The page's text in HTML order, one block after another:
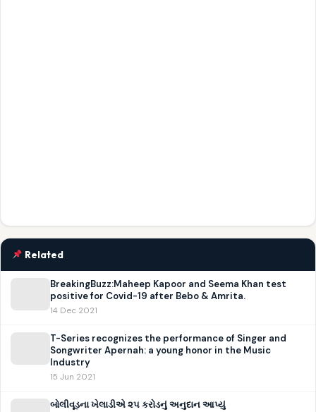
Related
BreakingBuzz:Maheep Kapoor and Seema Khan test
positive for Covid-19 after Bebo & Amrita.
14 Dec 2021
T-Series recognizes the performance of Singer and
Songwriter Apernah: a young honor in the Music
Industry
15 Jun 2021
બોલીવૂડના ખેલાડીએ ૨૫ કરોડનું અનુદાન આપ્યું